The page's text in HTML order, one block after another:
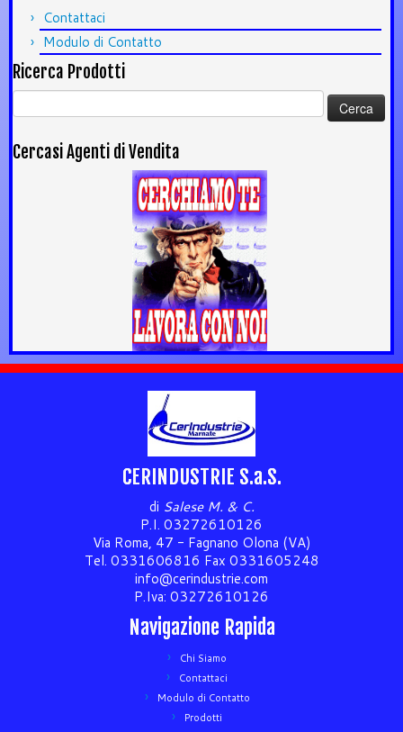
Contattaci
Modulo di Contatto
Ricerca Prodotti
Ricerca
per:
Cercasi Agenti di Vendita
CERINDUSTRIE S.a.S.
di Salese M. & C.
P.I. 03272610126
Via Roma, 47 - Fagnano Olona (VA)
Tel. 0331606816 Fax 0331605248
info@cerindustrie.com
P.Iva: 03272610126
Navigazione Rapida
Chi Siamo
Contattaci
Modulo di Contatto
Prodotti